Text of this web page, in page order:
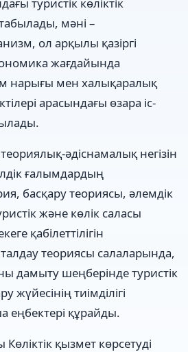
мәні –
ол арқылы қазіргі
жағдайында
нарығы мен халықаралық
арасындағы өзара іс-
әдіснамалық негізін
ғалымдардың
басқару теориясы, әлемдік
және көлік саласы
қабілеттілігін
теориясы салаларында,
дамыту шеңберінде туристік
жүйесінің тиімділігі
еңбектері құрайды.
қызмет көрсетуді